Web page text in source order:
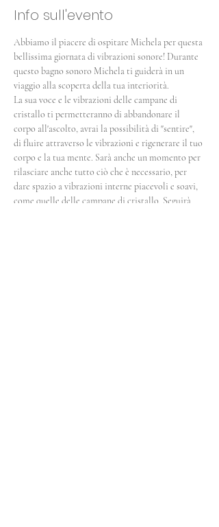
Info sull'evento
Abbiamo il piacere di ospitare Michela per questa
bellissima giornata di vibrazioni sonore! Durante
questo bagno sonoro Michela ti guiderà in un
viaggio alla scoperta della tua interiorità.
La sua voce e le vibrazioni delle campane di
cristallo ti permetteranno di abbandonare il
corpo all'ascolto, avrai la possibilità di "sentire",
di fluire attraverso le vibrazioni e rigenerare il tuo
corpo e la tua mente. Sarà anche un momento per
rilasciare anche tutto ciò che è necessario, per
dare spazio a vibrazioni interne piacevoli e soavi,
come quelle delle campane di cristallo. Seguirà